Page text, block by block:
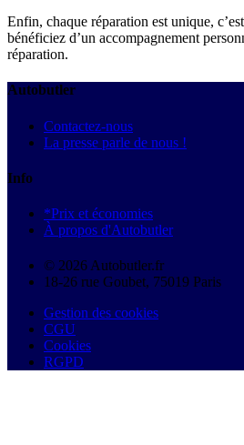
Enfin, chaque réparation est unique,
bénéficiez d’un accompagnement
réparation.
Autobutler
Contactez-nous
La presse parle de nous !
Info
*Prix et économies
À propos d'Autobutler
© 2026 Autobutler.fr
18-26 rue Goubet, 75019 Paris
Gestion des cookies
CGU
Cookies
RGPD